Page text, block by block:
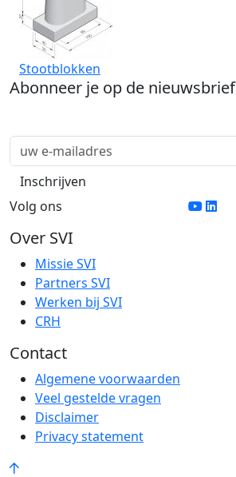
Stootblokken
Abonneer je op de nieuwsbrief
Volg ons
Over SVI
Missie SVI
Partners SVI
Werken bij SVI
CRH
Contact
Algemene voorwaarden
Veel gestelde vragen
Disclaimer
Privacy statement